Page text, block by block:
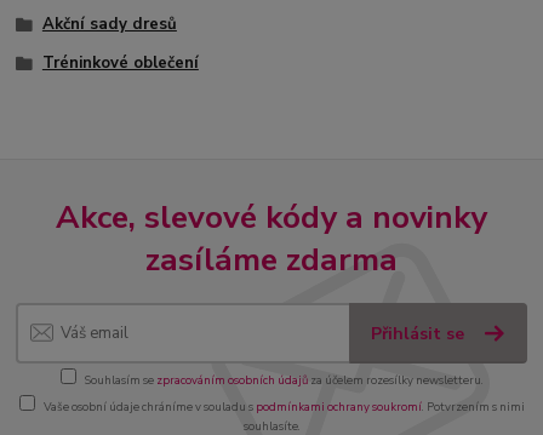
Akční sady dresů
Tréninkové oblečení
Akce, slevové kódy a novinky
zasíláme zdarma
Přihlásit se
Souhlasím se zpracováním osobních údajůza účelem rozesílky newsletteru.
Vaše osobní údaje chráníme v souladu s podmínkami ochrany soukromí. Potvrzením s nimi
souhlasíte.